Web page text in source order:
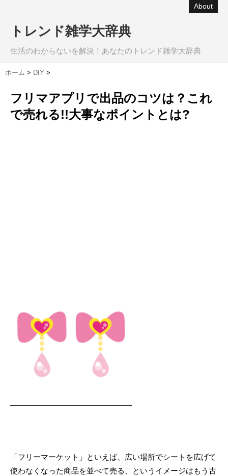
About
トレンド雑学大辞典
生活のわからないを解決！あなたのトレンド雑学大辞典
ホーム > DIY >
フリマアプリで出品のコツは？これ
で売れる!!大事なポイントとは?
「フリーマーケット」といえば、広い場所でシートを広げて
使わなくなった商品を並べて売る、というイメージはもう古